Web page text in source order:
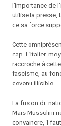
l’importance de
utilise la presse,
de sa force
Cette
cap. L’Italien
raccroche à
fascisme, au
devenu illisible.
La fusion du
Mais Mussolini
convaincre, il